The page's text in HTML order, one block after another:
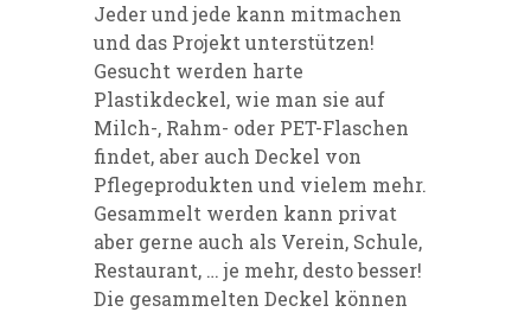
Jeder und jede kann mitmachen
und das Projekt unterstützen!
Gesucht werden harte
Plastikdeckel, wie man sie auf
Milch-, Rahm- oder PET-Flaschen
findet, aber auch Deckel von
Pflegeprodukten und vielem mehr.
Gesammelt werden kann privat
aber gerne auch als Verein, Schule,
Restaurant, … je mehr, desto besser!
Die gesammelten Deckel können